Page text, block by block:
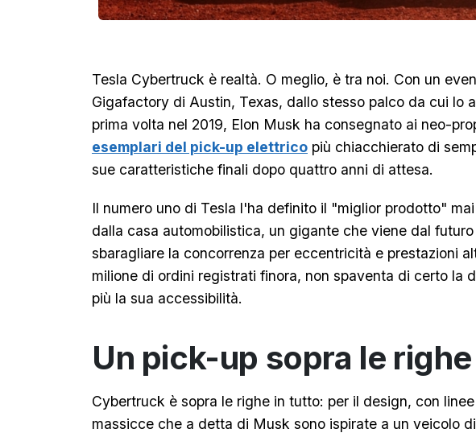
Tesla Cybertruck è realtà. O meglio, è tra noi. Con un
Gigafactory di Austin, Texas, dallo stesso palco da cui lo
prima volta nel 2019, Elon Musk ha consegnato ai neo-
esemplari del pick-up elettrico più chiacchierato di
sue caratteristiche finali dopo quattro anni di attesa.
Il numero uno di Tesla l'ha definito il "miglior prodotto"
dalla casa automobilistica, un gigante che viene dal
sbaragliare la concorrenza per eccentricità e prestazioni
milione di ordini registrati finora, non spaventa di certo la
più la sua accessibilità.
Un pick-up sopra le righe
Cybertruck è sopra le righe in tutto: per il design, con
massicce che a detta di Musk sono ispirate a un veicolo